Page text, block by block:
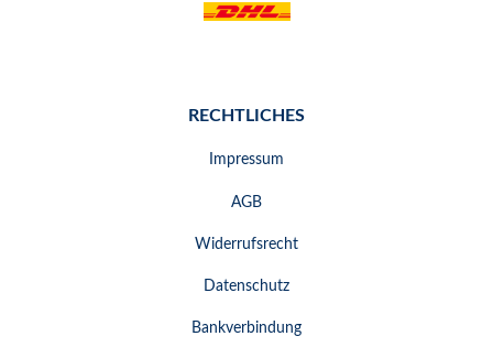
RECHTLICHES
Impressum
AGB
Widerrufsrecht
Datenschutz
Bankverbindung